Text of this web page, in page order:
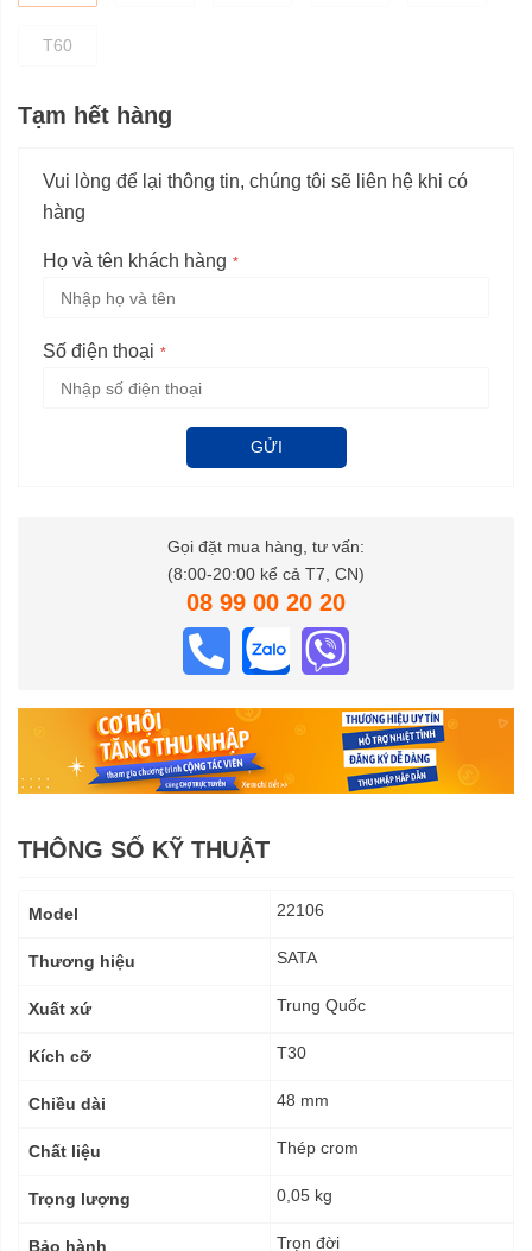
T60
Tạm hết hàng
Vui lòng để lại thông tin, chúng tôi sẽ liên hệ khi có
hàng
Họ và tên khách hàng
Số điện thoại
GỬI
Gọi đặt mua hàng, tư vấn:
(8:00-20:00 kể cả T7, CN)
08 99 00 20 20
THÔNG SỐ KỸ THUẬT
kỹ
Model 22106
Thương hiệu SATA
Xuất xứ Trung Quốc
Kích cỡ T30
Chiều dài 48 mm
Chất liệu Thép crom
Trọng lượng 0,05 kg
Bảo hành Trọn đời